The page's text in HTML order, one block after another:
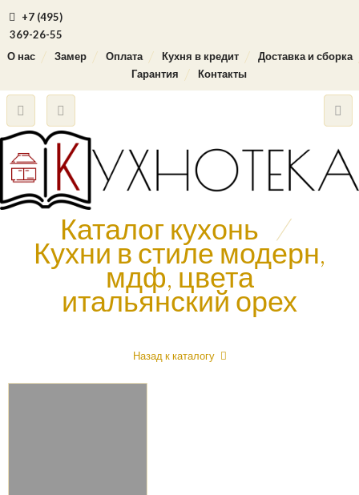
+7 (495)
369-26-55
О нас
Замер Оплата Кухня в кредит
Доставка и сборка
Гарантия
Контакты
Каталог кухонь /
Кухни в стиле модерн,
мдф, цвета
итальянский орех
Назад к каталогу